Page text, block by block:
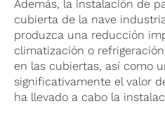
Además, la instalación de
cubierta de la nave
produzca una reducción
climatización o
en las cubiertas, así como
significativamente el valor
ha llevado a cabo la